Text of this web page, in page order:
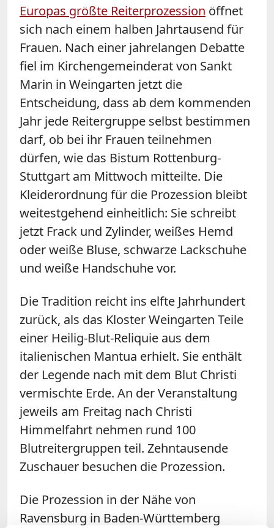
Europas größte Reiterprozession öffnet
sich nach einem halben Jahrtausend für
Frauen. Nach einer jahrelangen Debatte
fiel im Kirchengemeinderat von Sankt
Marin in Weingarten jetzt die
Entscheidung, dass ab dem kommenden
Jahr jede Reitergruppe selbst bestimmen
darf, ob bei ihr Frauen teilnehmen
dürfen, wie das Bistum Rottenburg-
Stuttgart am Mittwoch mitteilte. Die
Kleiderordnung für die Prozession bleibt
weitestgehend einheitlich: Sie schreibt
jetzt Frack und Zylinder, weißes Hemd
oder weiße Bluse, schwarze Lackschuhe
und weiße Handschuhe vor.
Die Tradition reicht ins elfte Jahrhundert
zurück, als das Kloster Weingarten Teile
einer Heilig-Blut-Reliquie aus dem
italienischen Mantua erhielt. Sie enthält
der Legende nach mit dem Blut Christi
vermischte Erde. An der Veranstaltung
jeweils am Freitag nach Christi
Himmelfahrt nehmen rund 100
Blutreitergruppen teil. Zehntausende
Zuschauer besuchen die Prozession.
Die Prozession in der Nähe von
Ravensburg in Baden-Württemberg